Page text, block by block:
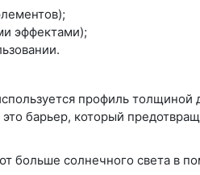
эффектами);
профиль толщиной
барьер, который
больше солнечного света в